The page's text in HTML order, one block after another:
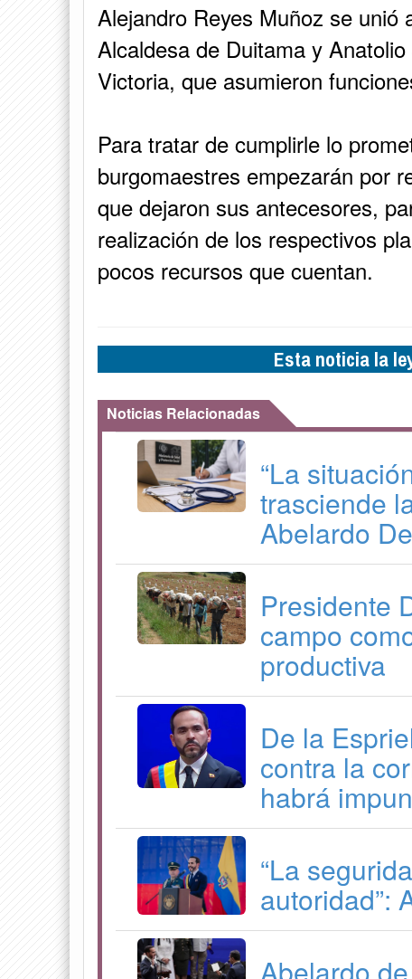
Alejandro Reyes Muñoz se
Alcaldesa de Duitama y
Victoria, que asumieron
Para tratar de cumplirle lo
burgomaestres empezarán por
que dejaron sus antecesores,
realización de los respectivos
pocos recursos que cuentan.
Esta noticia la
Noticias Relacionadas
“La
trasciende
Abelardo
Presidente
campo
productiva
De la
contra la
habrá
“La
autoridad”: